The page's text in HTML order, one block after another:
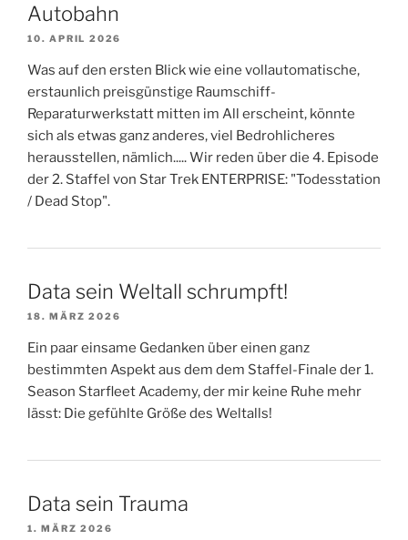
Autobahn
10. APRIL 2026
Was auf den ersten Blick wie eine vollautomatische,
erstaunlich preisgünstige Raumschiff-
Reparaturwerkstatt mitten im All erscheint, könnte
sich als etwas ganz anderes, viel Bedrohlicheres
herausstellen, nämlich..... Wir reden über die 4. Episode
der 2. Staffel von Star Trek ENTERPRISE: "Todesstation
/ Dead Stop".
Data sein Weltall schrumpft!
18. MÄRZ 2026
Ein paar einsame Gedanken über einen ganz
bestimmten Aspekt aus dem dem Staffel-Finale der 1.
Season Starfleet Academy, der mir keine Ruhe mehr
lässt: Die gefühlte Größe des Weltalls!
Data sein Trauma
1. MÄRZ 2026